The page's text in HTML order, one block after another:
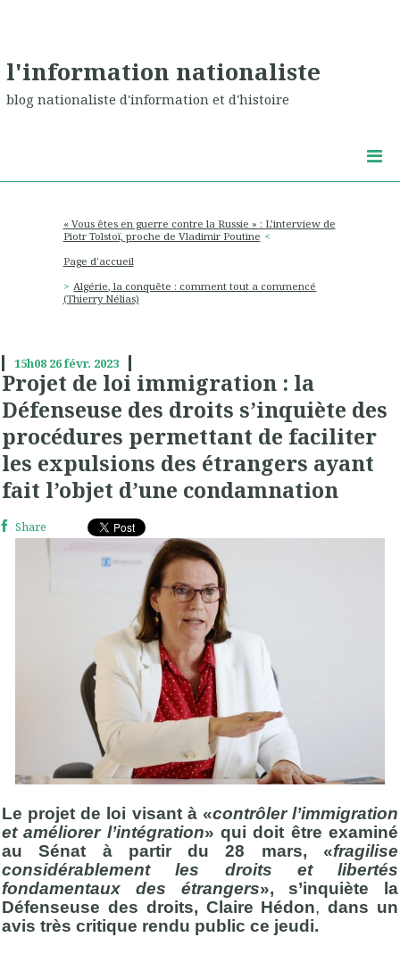
l'information nationaliste
blog nationaliste d'information et d'histoire
« Vous êtes en guerre contre la Russie » : L’interview de
Piotr Tolstoï, proche de Vladimir Poutine
Page d'accueil
Algérie, la conquête : comment tout a commencé
(Thierry Nélias)
15h08 26févr. 2023
Projet de loi immigration : la
Défenseuse des droits s’inquiète des
procédures permettant de faciliter
les expulsions des étrangers ayant
fait l’objet d’une condamnation
Share
Le projet de loi visant à «contrôler l’immigration
et améliorer l’intégration» qui doit être examiné
au Sénat à partir du 28 mars, «fragilise
considérablement les droits et libertés
fondamentaux des étrangers», s’inquiète la
Défenseuse des droits, Claire Hédon, dans un
avis très critique rendu public ce jeudi.